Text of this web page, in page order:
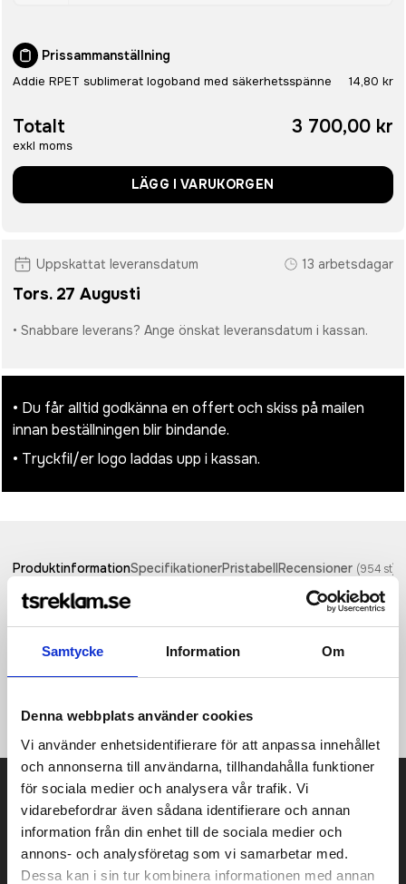
Samtycke Information Om
Denna webbplats använder cookies
Vi använder enhetsidentifierare för att anpassa innehållet
och annonserna till användarna, tillhandahålla funktioner
för sociala medier och analysera vår trafik. Vi
vidarebefordrar även sådana identifierare och annan
information från din enhet till de sociala medier och
annons- och analysföretag som vi samarbetar med.
Dessa kan i sin tur kombinera informationen med annan
Prissammanställning
Addie RPET sublimerat logoband med säkerhetsspänne 14,80 kr
Totalt
exkl moms
3 700,00 kr
LÄGG I VARUKORGEN
Uppskattat leveransdatum 13 arbetsdagar
Tors. 27 Augusti
• Snabbare leverans? Ange önskat leveransdatum i kassan.
• Du får alltid godkänna en offert och skiss på mailen
innan beställningen blir bindande.
• Tryckfil/er logo laddas upp i kassan.
ProduktinformationSpecifikationerPristabellRecensioner (954 st)
Addie fullfärgs logoband i återvunnen PET, som kan sublimeras
mellan standard eller måttanpassad (måttanpassad innebär att
trycken är i linje på båda sidor). Säkerhetsspänne samt
Tillgänglig i 4 olika storlekar 10, 15, 20 och 25mm.
Prisuppgift på mailen?
Kontakta oss här för att få förslag på produkt och pris över
Det går också utmärkt att bara ställa frågor!